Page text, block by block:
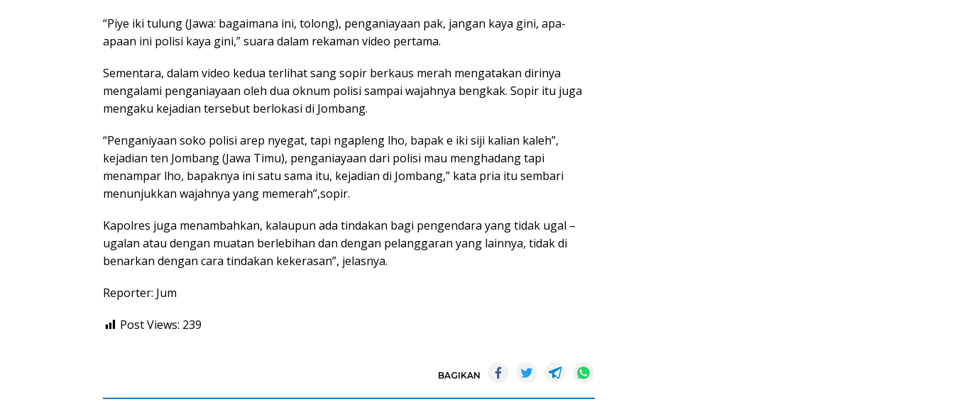
“Piye iki tulung (Jawa: bagaimana ini, tolong), penganiayaan pak, jangan kaya gini, apa-
apaan ini polisi kaya gini,” suara dalam rekaman video pertama.
Sementara, dalam video kedua terlihat sang sopir berkaus merah mengatakan dirinya
mengalami penganiayaan oleh dua oknum polisi sampai wajahnya bengkak. Sopir itu juga
mengaku kejadian tersebut berlokasi di Jombang.
“Penganiyaan soko polisi arep nyegat, tapi ngapleng lho, bapak e iki siji kalian kaleh”,
kejadian ten Jombang (Jawa Timu), penganiayaan dari polisi mau menghadang tapi
menampar lho, bapaknya ini satu sama itu, kejadian di Jombang,” kata pria itu sembari
menunjukkan wajahnya yang memerah”,sopir.
Kapolres juga menambahkan, kalaupun ada tindakan bagi pengendara yang tidak ugal –
ugalan atau dengan muatan berlebihan dan dengan pelanggaran yang lainnya, tidak di
benarkan dengan cara tindakan kekerasan”, jelasnya.
Reporter: Jum
Post Views: 239
BAGIKAN